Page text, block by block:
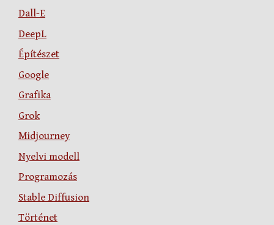
Dall-E
DeepL
Építészet
Google
Grafika
Grok
Midjourney
Nyelvi modell
Programozás
Stable Diffusion
Történet